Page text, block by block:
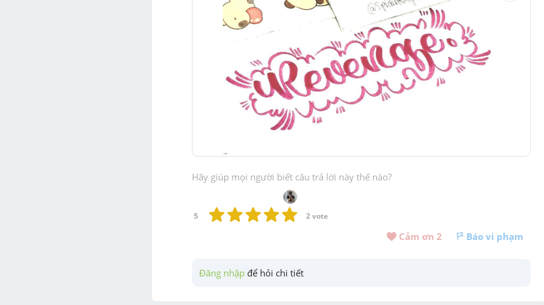
Hãy giúp mọi người biết câu trả lời này thế nào?
5 2 vote
Cảm ơn 2 Báo vi phạm
Đăng nhập để hỏi chi tiết